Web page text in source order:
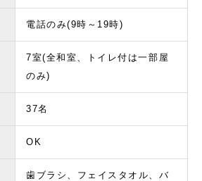
電話のみ(9時～19時)
7室(全和室、トイレ付は一部屋
のみ)
37名
OK
歯ブラシ、フェイスタオル、バ